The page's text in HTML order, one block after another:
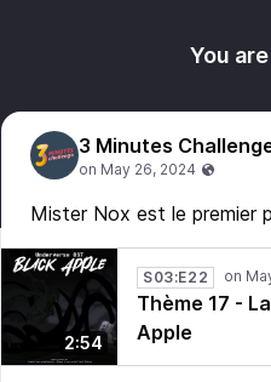
You
3 Minutes
Mister Nox est le premier
2:54
S03:E22
Thème 17 -
Apple